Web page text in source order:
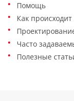
Помощь
Как происходит
Часто
Полезные